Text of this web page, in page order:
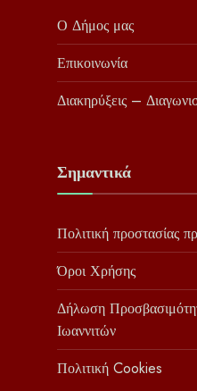
Ο Δήμος μας
Επικοινωνία
Διακηρύξεις –
Σημαντικά
Πολιτική προστασίας
Όροι Χρήσης
Δήλωση
Ιωαννιτών
Πολιτική Cookies